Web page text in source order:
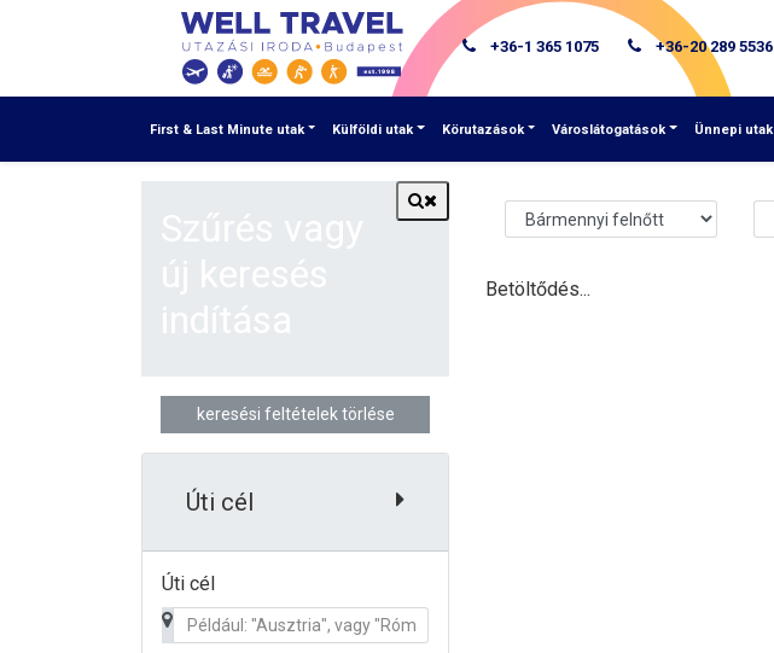
+36-1 365 1075 +36-20 289 5536
First & Last Minute utak Külföldi utak Körutazások Városlátogatások Ünnepi utak
keresési feltételek törlése
Úti cél
Úti cél
Betöltődés...